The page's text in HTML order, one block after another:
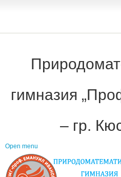
гимназия
– гр.
Open menu